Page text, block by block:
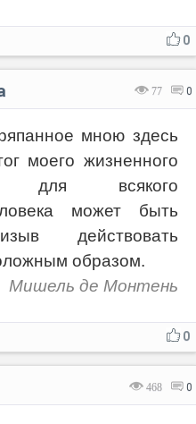
0
77 0
мною здесь
моего жизненного
для всякого
может быть
действовать
образом.
Мишель де Монтень
0
468 0